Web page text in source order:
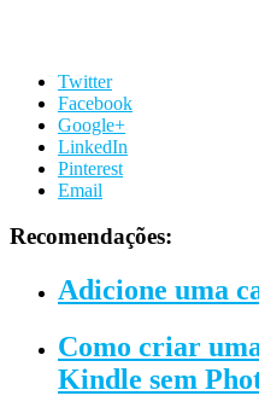
Twitter
Facebook
Google+
LinkedIn
Pinterest
Email
Recomendações:
Adicione uma
Como criar
Kindle sem